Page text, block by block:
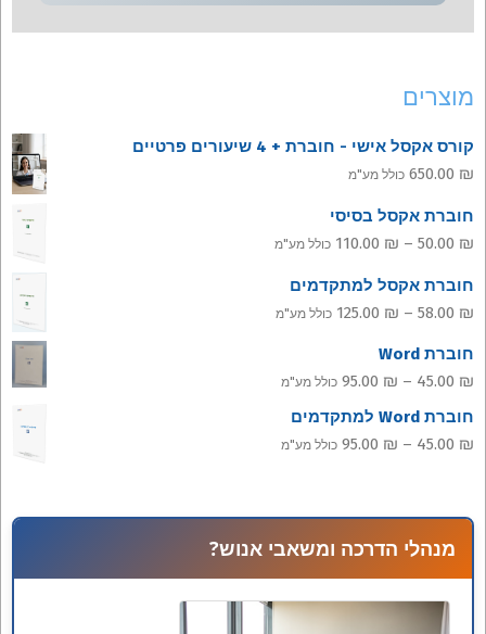
מוצרים
קורס אקסל אישי - חוברת + 4 שיעורים פרטיים
650.00 ₪ כולל מע"מ
חוברת אקסל בסיסי
50.00 ₪
–
110.00 ₪
טווח
עד
כולל מע"מ
חוברת אקסל למתקדמים
58.00 ₪
–
125.00 ₪
טווח
עד
כולל מע"מ
חוברת Word
45.00 ₪
–
95.00 ₪
טווח
כולל מע"מ
חוברת Word למתקדמים
45.00 ₪
–
95.00 ₪
טווח
עד
כולל מע"מ
מנהלי הדרכה ומשאבי אנוש?